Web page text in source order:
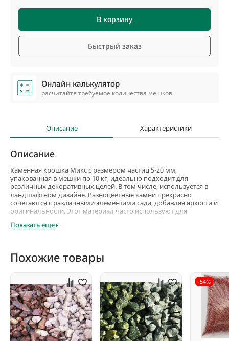
В корзину
Быстрый заказ
Онлайн калькулятор
расчитайте требуемое количества мешков
Описание Характеристики
Описание
Каменная крошка Микс с размером частиц 5-20 мм,
упакованная в мешки по 10 кг, идеально подходит для
различных декоративных целей. В том числе, используется в
ландшафтном дизайне. Разноцветные камни прекрасно
сочетаются с различными элементами сада, добавляя яркости и
оригинальности. Этот материал часто используют для
форм.
Она устойчива к внешним воздействиям и не требует сложного
ухода, что делает ее отличным выбором для создания
крошка — экологически чистый материал, она безопасна для
окружающей среды и людей, что делает ее подходящей для
использования в различных условиях.
Показать еще
Похожие товары
-54%